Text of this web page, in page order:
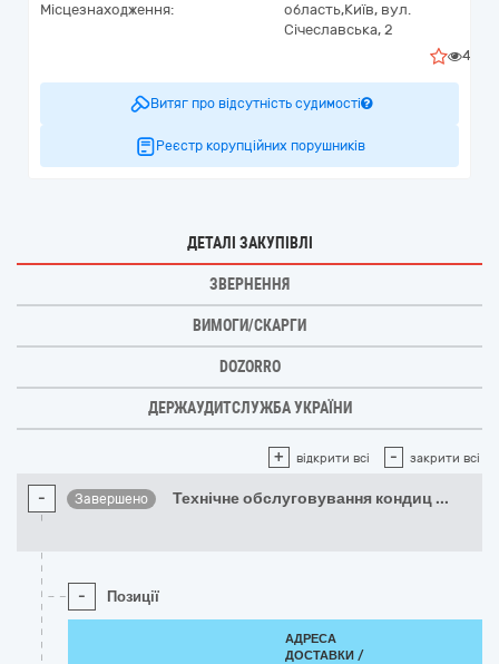
Місцезнаходження:
область,Київ, вул.
Січеславська, 2
4
Витяг про відсутність судимості
Реєстр корупційних порушників
ДЕТАЛІ ЗАКУПІВЛІ
ЗВЕРНЕННЯ
ВИМОГИ/СКАРГИ
DOZORRO
ДЕРЖАУДИТСЛУЖБА УКРАЇНИ
+ відкрити всі - закрити всі
- Завершено Технічне обслуговування кондиц ...
- Позиції
АДРЕСА
ДОСТАВКИ /